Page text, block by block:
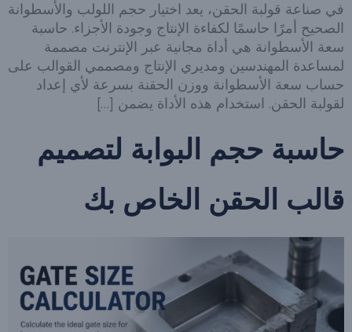
في صناعة قولبة الحقن، يعد اختيار حجم اللولب والأسطوانة
الصحيح أمرًا حاسمًا لكفاءة الإنتاج وجودة الأجزاء. حاسبة
سعة الأسطوانة هي أداة مجانية عبر الإنترنت مصممة
لمساعدة المهندسين ومديري الإنتاج ومصممي القوالب على
حساب سعة الأسطوانة ووزن الحقنة بسرعة لأي إعداد
لقولبة الحقن. استخدام هذه الأداة يضمن […]
حاسبة حجم البوابة لتصميم
قالب الحقن الخاص بك